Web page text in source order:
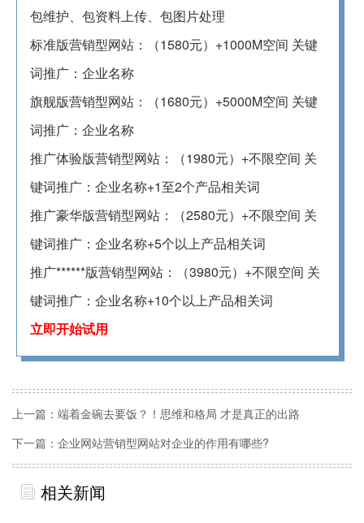
包维护、包资料上传、包图片处理
标准版营销型网站：（1580元）+1000M空间 关键
词推广：企业名称
旗舰版营销型网站：（1680元）+5000M空间 关键
词推广：企业名称
推广体验版营销型网站：（1980元）+不限空间 关
键词推广：企业名称+1至2个产品相关词
推广豪华版营销型网站：（2580元）+不限空间 关
键词推广：企业名称+5个以上产品相关词
推广******版营销型网站：（3980元）+不限空间 关
键词推广：企业名称+10个以上产品相关词
立即开始试用
上一篇： 端着金碗去要饭？！思维和格局 才是真正的出路
下一篇： 企业网站营销型网站对企业的作用有哪些?
相关新闻